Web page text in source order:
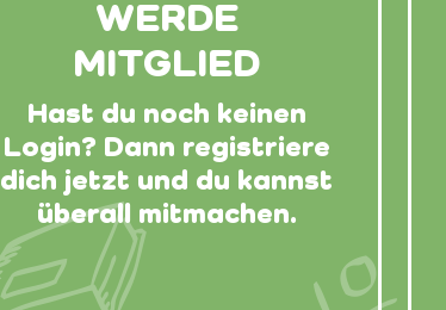
WERDE
MITGLIED
Hast du noch keinen
Login? Dann registriere
dich jetzt und du kannst
überall mitmachen.